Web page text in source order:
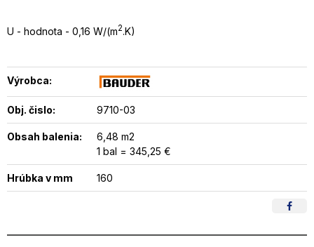
U - hodnota - 0,16 W/(m2.K)
Výrobca:
Obj. čislo: 9710-03
Obsah balenia:
6,48 m2
1 bal = 345,25 €
Hrúbka v mm 160